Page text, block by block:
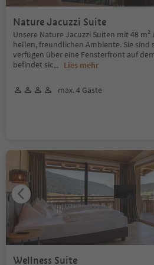
Nature Jacuzzi Suite
Unsere Nature Jacuzzi Suiten mit 48
hellen, freundlichen Ambiente. Sie sind
verfügen über eine Fensterfront auf
befindet sic... Lies mehr
max. 4 Gäste
Wellness Suite